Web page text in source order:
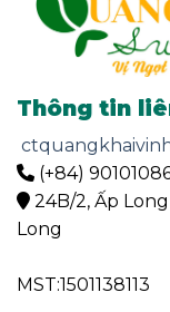
Thông tin
(+84)
24B/2, Ấp
Long
MST:1501138113